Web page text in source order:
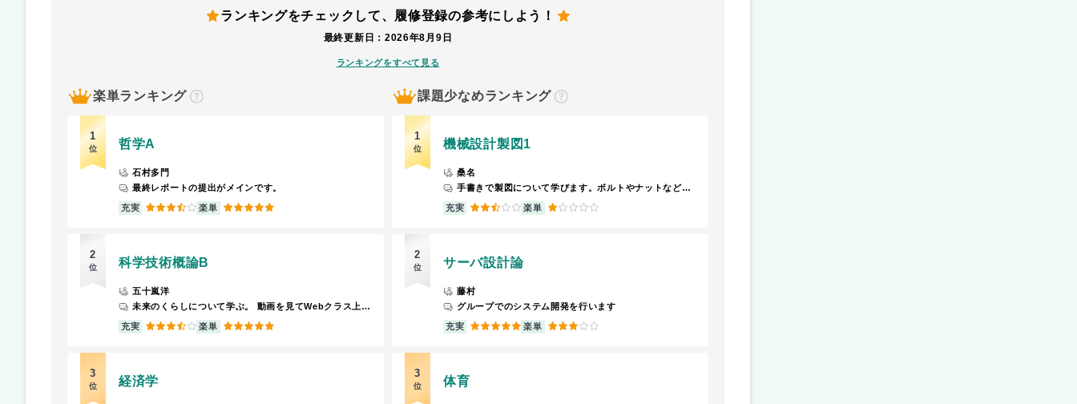
ランキングをチェックして、 履修登録の参考にしよう！
最終更新日：2026年8月9日
ランキングをすべて見る
楽単ランキング
？
1
位 哲学A
石村多門
最終レポートの提出がメインです。
充実 3.5 楽単 5
2
位 科学技術概論B
五十嵐洋
未来のくらしについて学ぶ。 動画を見てWebクラス上で各トピッグごとの小テスト問題を解く。
充実 3.5 楽単 5
3
位 経済学
課題少なめランキング
？
1
位 機械設計製図1
桑名
手書きで製図について学びます。ボルトやナットなどを書きます。
充実 2.5 楽単 1
2
位 サーバ設計論
藤村
グループでのシステム開発を行います
充実 5 楽単 3
3
位 体育